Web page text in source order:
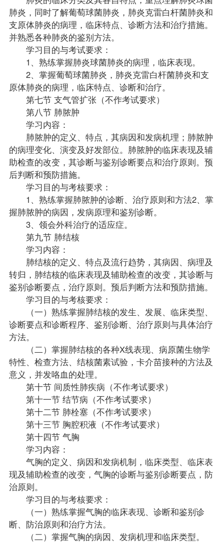
肺炎，同时了解葡萄球菌肺炎，肺炎克雷白杆菌肺炎和
支原体肺炎的病理，临床特点、诊断方法和治疗措施。
并熟悉各种肺炎的鉴别方法。
学习目的与考试要求：
1、熟练掌握肺炎球菌肺炎的病理，临床表现。
2、掌握葡萄球菌肺炎，肺炎克雷白杆菌肺炎和支
原体肺炎的病理，临床特点、诊断和治疗。
第七节 支气管扩张（不作考试要求）
第八节 肺脓肿
学习内容：
肺脓肿的定义、特点，其病因和发病机理；肺脓肿
的病理变化、演变及好发部位。肺脓肿的临床表现及辅
助检查的改变，其诊断与鉴别诊断要点和治疗原则。预
后判断和预防措施。
学习目的与考核要求：
1、熟练掌握肺脓肿的诊断、治疗原则和方法2、掌
握肺脓肿的病因，发病原理和鉴别诊断。
3、领会外科治疗的适应症。
第九节 肺结核
学习内容：
肺结核的定义、特点及流行趋势，其病因、病理及
转归，肺结核的临床表现及辅助检查的改变，其诊断与
鉴别诊断要点，治疗原则。预后判断方法和预防措施。
学习目的与考核要求：
（一）熟练掌握肺结核的发生、发展、临床类型、
诊断要点和诊断程序、鉴别诊断、治疗原则与具体治疗
方法。
（二）掌握肺结核的各种X线表现、病原菌生物学
特性、检查方法、结核菌素试验，卡介苗接种的方法及
意义，并发咯血的处理。
第十节 间质性肺疾病（不作考试要求）
第十一节 结节病（不作考试要求）
第十二节 肺栓塞（不作考试要求）
第十三节 胸腔积液（不作考试要求）
第十四节 气胸
学习内容：
气胸的定义、病因和发病机制，临床类型、临床表
现及辅助检查的改变，气胸的诊断与鉴别诊断要点，防
治原则。
学习目的与考核要求：
（一）熟练掌握气胸的临床表现、诊断和鉴别诊
断、防治原则和治疗方法。
（二）掌握气胸的病因、发病机理和临床类型。